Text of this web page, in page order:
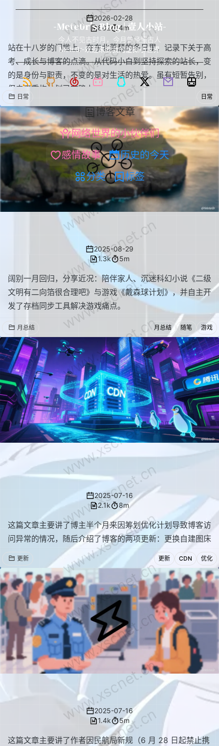
-Mete0r's Blog | 壹人小站-
今人不见古时月，今月曾经照古人
Mete0r-欢迎来到我的虚拟小世界
博客文章
网络世界的小伙伴们
感情故事
历史的今天
分类
标签
2026-02-28
882
4m
站在十八岁的门槛上，在东北萧瑟的冬日里，记录下关于高
考、成长与博客的点滴。从代码小白到坚持探索的站长，变
的是身份与职责，不变的是对生活的热爱。虽有短暂告别，
但未来重构计划已在路上。
日常 日常
最近的小事
2025-08-29
1.3k
5m
阔别一月回归，分享近况：陪伴家人、沉迷科幻小说《二级
文明有二向箔很合理吧》与游戏《戴森球计划》，并自主开
发了存档同步工具解决游戏痛点。
月总结 月总结 随笔 游戏
站点更新！CDN优化！腾讯EO白嫖经
历
2025-07-16
2.1k
8m
这篇文章主要讲了博主半个月来因筹划优化计划导致博客访
问异常的情况，随后介绍了博客的两项更新：更换自建图床
解决原图床流量异常引发的 SSL 安全问题，以及借助技术
支持在后端完成评论区定期备份设置。还分享了接入腾讯云
EdgeOne 加速平台的经历，包括三种激活码获取方式、实
操体验及跨厂商对接的 SSL 问题解决方案，最后总结 EO
对静态博客友好，能降低建站成本
更新 更新 CDN 优化
被迫购新的充电宝
2025-07-16
1.4k
5m
这篇文章主要讲了作者因民航局新规（6 月 28 日起禁止携
www.xscnet.cn
www.xscnet.cn
www.xscnet.cn
www.xscnet.cn
www.xscnet.cn
www.xscnet.cn
www.xscnet.cn
www.xscnet.cn
www.xscnet.cn
www.xscnet.cn
www.xscnet.cn
www.xscnet.cn
www.xscnet.cn
www.xscnet.cn